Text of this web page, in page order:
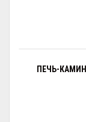
ПЕЧЬ-КАМИН